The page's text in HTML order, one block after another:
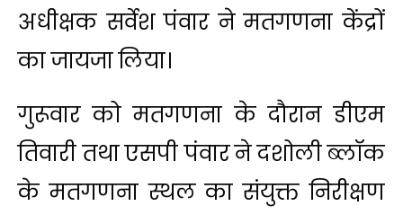
अधीक्षक सर्वेश पंवार ने मतगणना केंद्रों
का जायजा लिया।
गुरूवार को मतगणना के दौरान डीएम
तिवारी तथा एसपी पंवार ने दशोली ब्लॉक
के मतगणना स्थल का संयुक्त निरीक्षण